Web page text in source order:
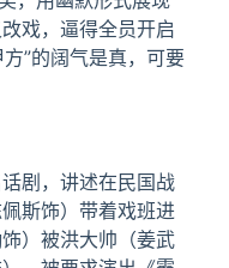
戏，逼得全员开启
”的阔气是真，可要
剧，讲述在民国战
斯饰）带着戏班进
）被洪大帅（姜武